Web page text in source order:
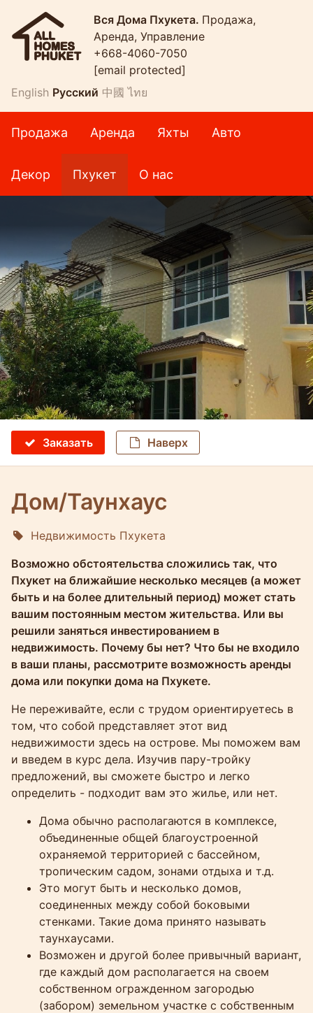
Вся Дома Пхукета. Продажа,
Аренда, Управление
+668-4060-7050
[email protected]
English Русский 中國 ไทย
Продажа Аренда Яхты Авто
Декор Пхукет О нас
Заказать Наверх
Дом/Таунхаус
Недвижимость Пхукета
Возможно обстоятельства сложились так, что
Пхукет на ближайшие несколько месяцев (а может
быть и на более длительный период) может стать
вашим постоянным местом жительства. Или вы
решили заняться инвестированием в
недвижимость. Почему бы нет? Что бы не входило
в ваши планы, рассмотрите возможность аренды
дома или покупки дома на Пхукете.
Не переживайте, если с трудом ориентируетесь в
том, что собой представляет этот вид
недвижимости здесь на острове. Мы поможем вам
и введем в курс дела. Изучив пару-тройку
предложений, вы сможете быстро и легко
определить - подходит вам это жилье, или нет.
Дома обычно располагаются в комплексе,
объединенные общей благоустроенной
охраняемой территорией с бассейном,
тропическим садом, зонами отдыха и т.д.
Это могут быть и несколько домов,
соединенных между собой боковыми
стенками. Такие дома принято называть
таунхаусами.
Возможен и другой более привычный вариант,
где каждый дом располагается на своем
собственном огражденном загородью
(забором) земельном участке с собственным